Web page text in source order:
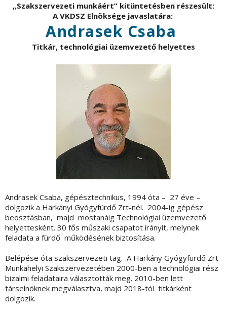
„Szakszervezeti munkáért” kitüntetésben részesült:
A VKDSZ Elnöksége javaslatára:
Andrasek Csaba
Titkár, technológiai üzemvezető helyettes
Andrasek Csaba, gépésztechnikus, 1994 óta – 27 éve –
dolgozik a Harkányi Gyógyfürdő Zrt-nél. 2004-ig gépész
beosztásban, majd mostanáig Technológiai üzemvezető
helyettesként. 30 fős műszaki csapatot irányít, melynek
feladata a fürdő működésének biztosítása.
Belépése óta szakszervezeti tag. A Harkány Gyógyfürdő Zrt
Munkahelyi Szakszervezetében 2000-ben a technológiai rész
bizalmi feladataira választották meg. 2010-ben lett
társelnöknek megválasztva, majd 2018-tól titkárként
dolgozik.